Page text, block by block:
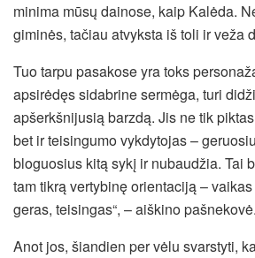
minima mūsų dainose, kaip Kalėda.
giminės, tačiau atvyksta iš toli ir veža
Tuo tarpu pasakose yra toks
apsirėdęs sidabrine sermėga, turi
apšerkšnijusią barzdą. Jis ne tik
bet ir teisingumo vykdytojas –
bloguosius kitą sykį ir nubaudžia. Tai
tam tikrą vertybinę orientaciją –
geras, teisingas“, – aiškino pašnekovė.
Anot jos, šiandien per vėlu svarstyti,